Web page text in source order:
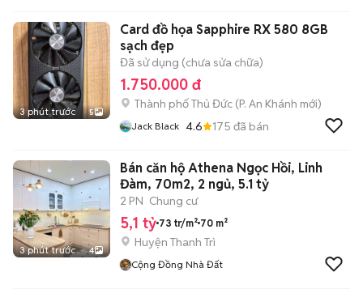
3 phút trước 5
Card đồ họa Sapphire RX 580 8GB
sạch đẹp
Đã sử dụng (chưa sửa chữa)
1.750.000 đ
Thành phố Thủ Đức (P. An Khánh mới)
Jack Black 4.6 175 đã bán
3 phút trước 4
Bán căn hộ Athena Ngọc Hồi, Linh
Đàm, 70m2, 2 ngủ, 5.1 tỷ
2 PN Chung cư
5,1 tỷ 73 tr/m² 70 m²
Huyện Thanh Trì
Cộng Đồng Nhà Đất